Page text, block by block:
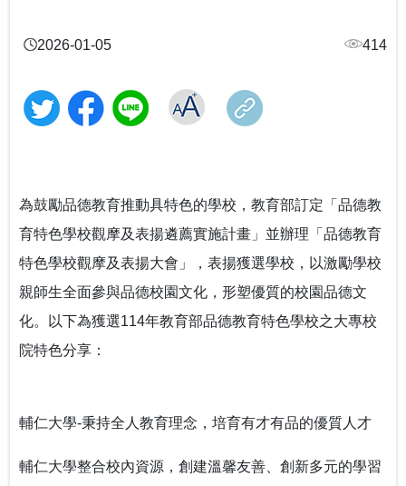
別具「藝」格！適應藝術夏令營 從探索自我到成就彼
教育部補助大專校院學生社團赴教育優先區中小學校辦
會實現SEL新模式
源、即處遇、重輔導」守護學生安全
從擁擠到療癒：校園諮商空間的再生與轉化——以「學
美耕心」計畫打造學生安心支持場域
教育部舉辦115年度校園性別事件行政訴訟案例研討會
大專校院推動性別平等教育日實務分享，展現校園多元
教育部辦理「安全計畫介入工作坊」 強化校園防治自我
傷害整體效能
生看見數位/網路世界的傷害與界線
115年大專校院身心障礙學生夏令營 報名開跑~讓我們一
起青春無礙，夢想同行！
像回娘家一樣的輔導網絡— 北二區輔諮中心打造有溫度
境
大手牽小手 社團齊步走-114年大專校院社團帶動中小學
社團發展計畫成果
高屏東區資源中心「115年上半年校園安全主管會議」落
實全民國防教育- 「軍事單位參訪與戶外水域安全防溺活
動」
115年度大專校院特教服務表揚 歡迎踴躍報名
「解癮—解開毒品上癮的真相」反毒教育特展 登陸花蓮
社團評選盛大舉行
坊 強化課程實踐與教學創新
打造校園最暖心的角落 義守大學諮商輔導空間升級，落
實全人教育願景
落實法治扎根生活 補助大學法律系所推動法治教育
育感動地圖」系列專題
推動社區共好的社會情緒學習：跨世代創齡方案的實踐
2026-01-05 414
為鼓勵品德教育推動具特色的學校，教育部訂定「品德教
育特色學校觀摩及表揚遴薦實施計畫」並辦理「品德教育
特色學校觀摩及表揚大會」，表揚獲選學校，以激勵學校
親師生全面參與品德校園文化，形塑優質的校園品德文
化。以下為獲選114年教育部品德教育特色學校之大專校
院特色分享：
輔仁大學-秉持全人教育理念，培育有才有品的優質人才
輔仁大學整合校內資源，創建溫馨友善、創新多元的學習